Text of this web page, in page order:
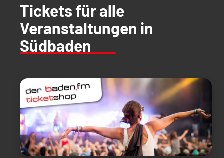
Tickets für alle
Veranstaltungen in
Südbaden